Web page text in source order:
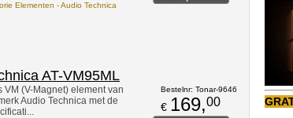
Elementen - Audio Technica
AT-VM95ML
VM (V-Magnet) element van
Audio Technica met de
Bestelnr: Tonar-9646
€ 169,00